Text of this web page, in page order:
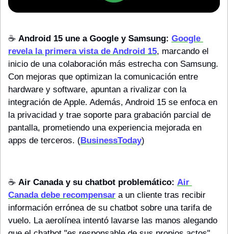
☕️ Android 15 une a Google y Samsung: Google
revela la primera vista de Android 15, marcando el
inicio de una colaboración más estrecha con Samsung.
Con mejoras que optimizan la comunicación entre
hardware y software, apuntan a rivalizar con la
integración de Apple. Además, Android 15 se enfoca en
la privacidad y trae soporte para grabación parcial de
pantalla, prometiendo una experiencia mejorada en
apps de terceros. (BusinessToday)
☕️ Air Canada y su chatbot problemático: Air
Canada debe recompensar a un cliente tras recibir
información errónea de su chatbot sobre una tarifa de
vuelo. La aerolínea intentó lavarse las manos alegando